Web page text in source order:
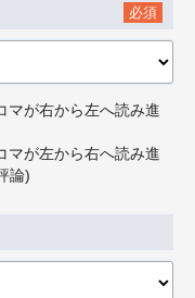
必須
マが右から左へ読み進
マが左から右へ読み進
論)